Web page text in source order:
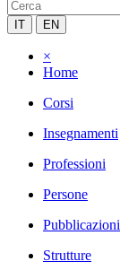
IT EN
×
Home
Corsi
Insegnamenti
Professioni
Persone
Pubblicazioni
Strutture